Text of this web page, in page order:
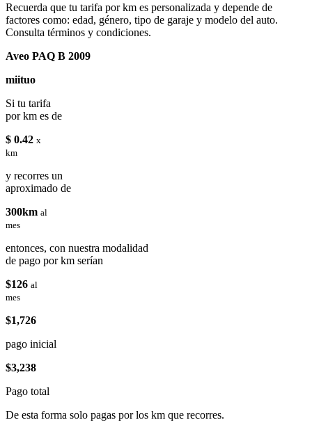
Recuerda que tu tarifa por km es personalizada y depende de
factores como: edad, género, tipo de garaje y modelo del auto.
Consulta términos y condiciones.
Aveo PAQ B 2009
miituo
Si tu tarifa
por km es de
$ 0.42 x
km
y recorres un
aproximado de
300km al
mes
entonces, con nuestra modalidad
de pago por km serían
$126 al
mes
$1,726
pago inicial
$3,238
Pago total
De esta forma solo pagas por los km que recorres.